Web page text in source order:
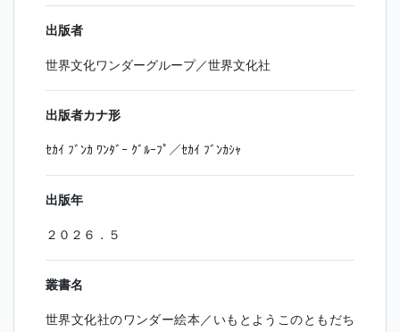
出版者
世界文化ワンダーグループ／世界文化社
出版者カナ形
ｾｶｲ ﾌﾞﾝｶ ﾜﾝﾀﾞｰ ｸﾞﾙｰﾌﾟ／ｾｶｲ ﾌﾞﾝｶｼｬ
出版年
２０２６．５
叢書名
世界文化社のワンダー絵本／いもとようこのともだち